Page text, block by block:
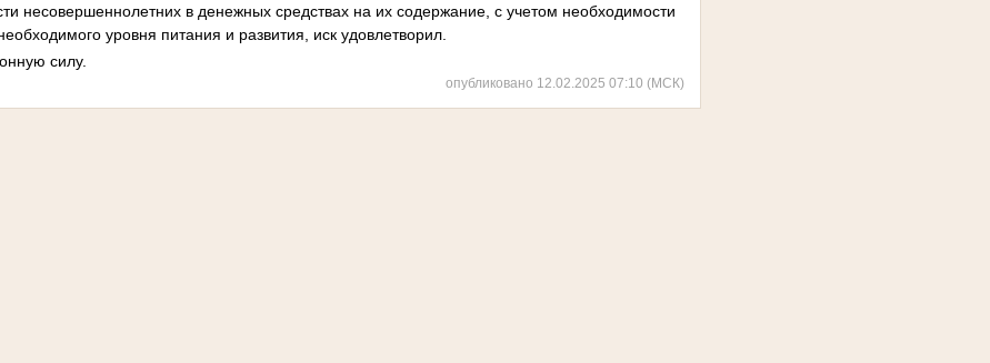
несовершеннолетних в денежных средствах на их содержание, с учетом необходимости
уровня питания и развития, иск удовлетворил.
силу.
опубликовано 12.02.2025 07:10 (МСК)